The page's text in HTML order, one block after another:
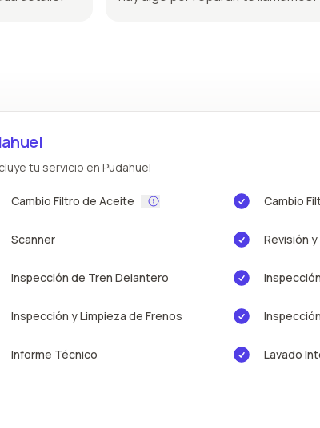
tu servicio en Pudahuel
Cambio Filtro de Aceite Cambio
Scanner Revisión
Inspección de Tren Delantero
Inspección y Limpieza de Frenos
Informe Técnico Lavado